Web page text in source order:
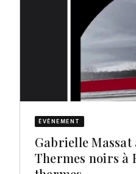
ÉVÈNEMENT
Gabrielle Massat
Thermes noirs à